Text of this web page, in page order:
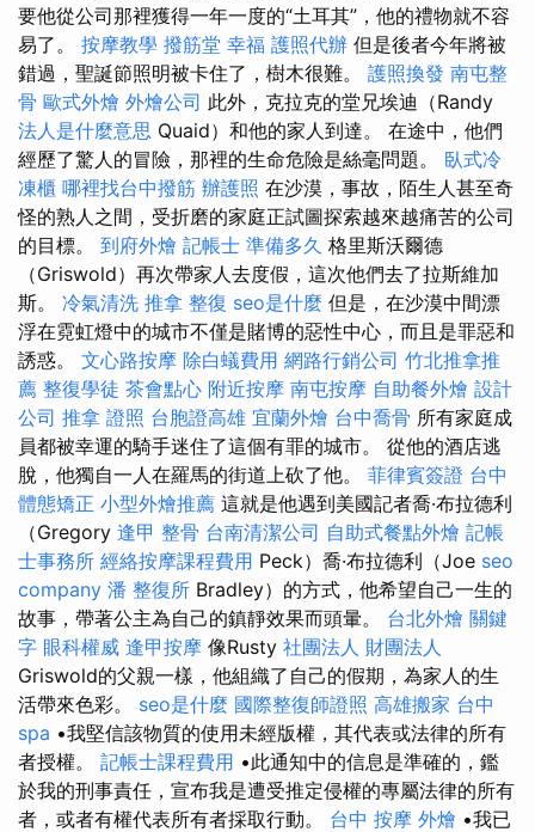
要他從公司那裡獲得一年一度的“土耳其”，他的禮物就不容
易了。 按摩教學 撥筋堂 幸福 護照代辦 但是後者今年將被
錯過，聖誕節照明被卡住了，樹木很難。 護照換發 南屯整
骨 歐式外燴 外燴公司 此外，克拉克的堂兄埃迪（Randy
法人是什麼意思 Quaid）和他的家人到達。 在途中，他們
經歷了驚人的冒險，那裡的生命危險是絲毫問題。 臥式冷
凍櫃 哪裡找台中撥筋 辦護照 在沙漠，事故，陌生人甚至奇
怪的熟人之間，受折磨的家庭正試圖探索越來越痛苦的公司
的目標。 到府外燴 記帳士 準備多久 格里斯沃爾德
（Griswold）再次帶家人去度假，這次​​他們去了拉斯維加
斯。 冷氣清洗 推拿 整復 seo是什麼 但是，在沙漠中間漂
浮在霓虹燈中的城市不僅是賭博的惡性中心，而且是罪惡和
誘惑。 文心路按摩 除白蟻費用 網路行銷公司 竹北推拿推
薦 整復學徒 茶會點心 附近按摩 南屯按摩 自助餐外燴 設計
公司 推拿 證照 台胞證高雄 宜蘭外燴 台中喬骨 所有家庭成
員都被幸運的騎手迷住了這個有罪的城市。 從他的酒店逃
脫，他獨自一人在羅馬的街道上砍了他。 菲律賓簽證 台中
體態矯正 小型外燴推薦 這就是他遇到美國記者喬·布拉德利
（Gregory 逢甲 整骨 台南清潔公司 自助式餐點外燴 記帳
士事務所 經絡按摩課程費用 Peck）喬·布拉德利（Joe seo
company 潘 整復所 Bradley）的方式，他希望自己一生的
故事，帶著公主為自己的鎮靜效果而頭暈。 台北外燴 關鍵
字 眼科權威 逢甲按摩 像Rusty 社團法人 財團法人
Griswold的父親一樣，他組織了自己的假期，為家人的生
活帶來色彩。 seo是什麼 國際整復師證照 高雄搬家 台中
spa •我堅信該物質的使用未經版權，其代表或法律的所有
者授權。 記帳士課程費用 •此通知中的信息是準確的，鑑
於我的刑事責任，宣布我是遭受推定侵權的專屬法律的所有
者，或者有權代表所有者採取行動。 台中 按摩 外燴 •我已